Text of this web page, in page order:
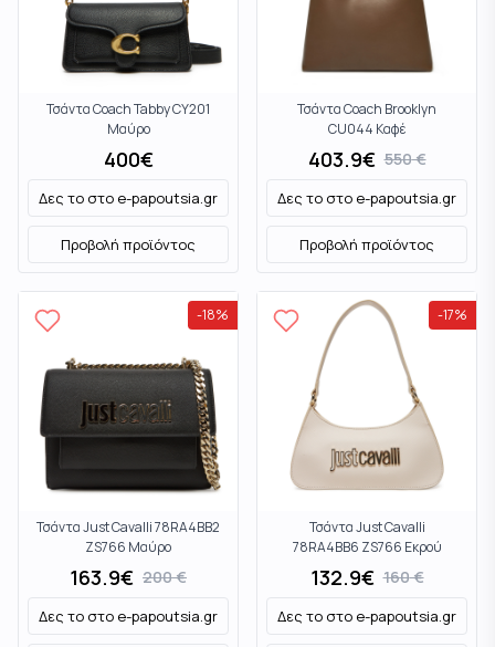
Τσάντα Coach Tabby CY201
Μαύρο
400€
Δες το στο e-papoutsia.gr
Προβολή προϊόντος
Τσάντα Coach Brooklyn
CU044 Καφέ
403.9€ 550€
Δες το στο e-papoutsia.gr
Προβολή προϊόντος
-18%
Τσάντα Just Cavalli 78RA4BB2
ZS766 Μαύρο
163.9€ 200€
Δες το στο e-papoutsia.gr
-17%
Τσάντα Just Cavalli
78RA4BB6 ZS766 Εκρού
132.9€ 160€
Δες το στο e-papoutsia.gr